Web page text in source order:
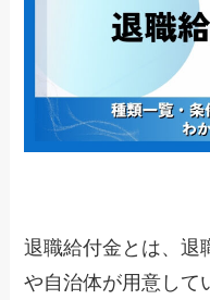
退職給付金とは、退
や自治体が用意して